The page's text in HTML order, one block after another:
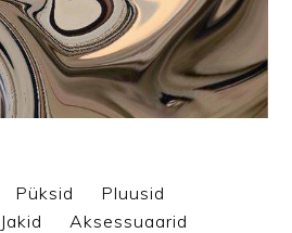
Püksid
Pluusid
Jakid
Aksessuaarid